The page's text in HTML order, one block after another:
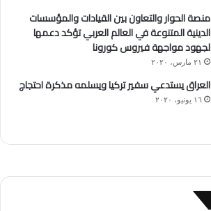
منصة الحوار والتعاون بين القيادات والمؤسسات
الدينية المتنوعة في العالم العربي تؤكد دعمها
لجهود مواجهة فيروس كورونا
٢١ مارس، ٢٠٢٠
العراق يستدعي سفير تركيا ويسلمه مذكرة احتجاج
١٦ يونيو، ٢٠٢٠